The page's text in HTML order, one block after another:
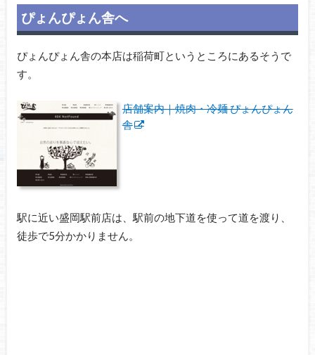
ぴょんぴょん舎へ
ぴょんぴょん舎の本店は稲荷町というところにあるそうで
す。
店舗案内｜焼肉・冷麺 ぴょんぴょん
舎
駅に近い盛岡駅前店は、駅前の地下道を使って道を渡り、
徒歩で5分かかりません。